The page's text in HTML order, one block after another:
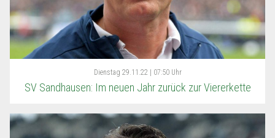
Dienstag 29.11.22 | 07:50 Uhr
SV Sandhausen: Im neuen Jahr zurück zur Viererkette